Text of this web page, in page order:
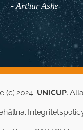
- Arthur Ashe
(c) 2024. UNICUP.